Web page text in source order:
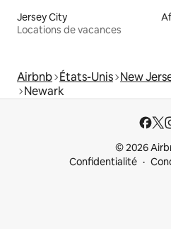
Jersey City
Locations de vacances
Airbnb États-Unis New
Newark
© 2026
Confidentialité